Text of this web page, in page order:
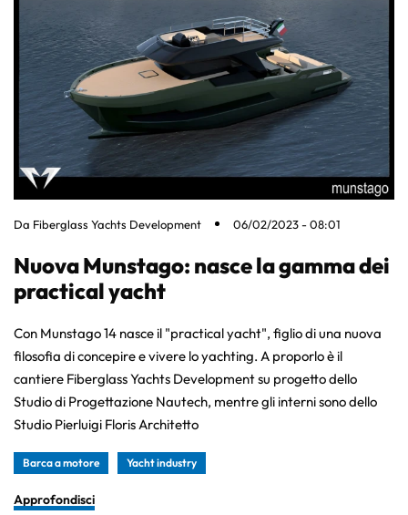
Da Fiberglass Yachts Development 06/02/2023 - 08:01
Nuova Munstago: nasce la gamma dei
practical yacht
Con Munstago 14 nasce il "practical yacht", figlio di una nuova
filosofia di concepire e vivere lo yachting. A proporlo è il
cantiere Fiberglass Yachts Development su progetto dello
Studio di Progettazione Nautech, mentre gli interni sono dello
Studio Pierluigi Floris Architetto
Barca a motore Yacht industry
Approfondisci